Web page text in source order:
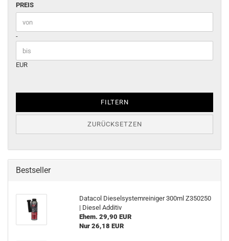
PREIS
PREIS
Preis bis
-
EUR
FILTERN
ZURÜCKSETZEN
Bestseller
Dat­a­col Die­sel­sys­tem­rei­ni­ger 300ml Z350250
| Die­sel Ad­di­tiv
Ehem. 29,90 EUR
Nur 26,18 EUR